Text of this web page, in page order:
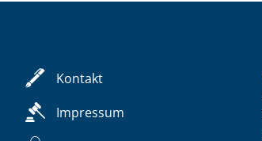
Kontakt
Impressum